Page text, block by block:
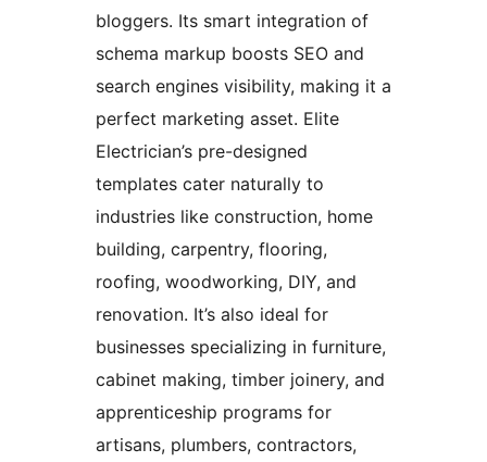
bloggers. Its smart integration of
schema markup boosts SEO and
search engines visibility, making it a
perfect marketing asset. Elite
Electrician’s pre-designed
templates cater naturally to
industries like construction, home
building, carpentry, flooring,
roofing, woodworking, DIY, and
renovation. It’s also ideal for
businesses specializing in furniture,
cabinet making, timber joinery, and
apprenticeship programs for
artisans, plumbers, contractors,